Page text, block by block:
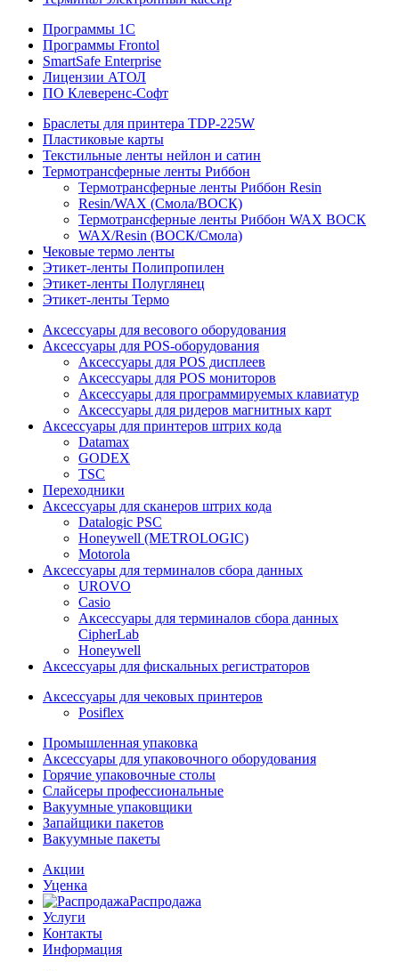
Программы 1C
Программы Frontol
SmartSafe Enterprise
Лицензии АТОЛ
ПО Клеверенс-Софт
Браслеты для принтера TDP-225W
Пластиковые карты
Текстильные ленты нейлон и сатин
Термотрансферные ленты Риббон
Термотрансферные ленты Риббон Resin
Resin/WAX (Смола/ВОСК)
Термотрансферные ленты Риббон WAX ВОСК
WAX/Resin (ВОСК/Смола)
Чековые термо ленты
Этикет-ленты Полипропилен
Этикет-ленты Полуглянец
Этикет-ленты Термо
Аксессуары для весового оборудования
Аксессуары для POS-оборудования
Аксессуары для POS дисплеев
Аксессуары для POS мониторов
Аксессуары для программируемых клавиатур
Аксессуары для ридеров магнитных карт
Аксессуары для принтеров штрих кода
Datamax
GODEX
TSC
Переходники
Аксессуары для сканеров штрих кода
Datalogic PSC
Honeywell (METROLOGIC)
Motorola
Аксессуары для терминалов сбора данных
UROVO
Casio
Аксессуары для терминалов сбора данных
CipherLab
Honeywell
Аксессуары для фискальных регистраторов
Аксессуары для чековых принтеров
Posiflex
Промышленная упаковка
Аксессуары для упаковочного оборудования
Горячие упаковочные столы
Слайсеры профессиональные
Вакуумные упаковщики
Запайщики пакетов
Вакуумные пакеты
Акции
Уценка
Распродажа
Услуги
Контакты
Информация